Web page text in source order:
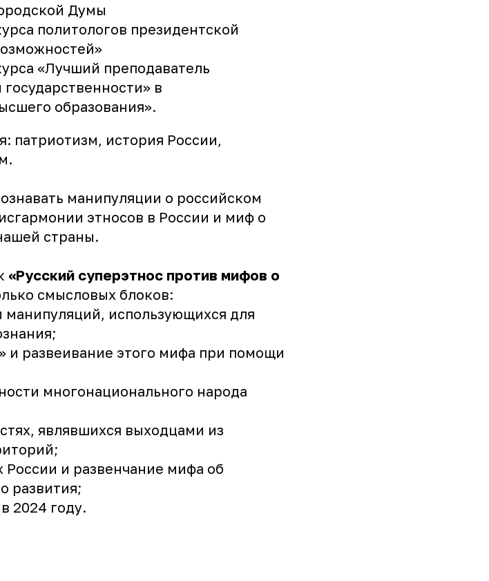
Думы
политологов президентской
«Лучший преподаватель
в
образования».
патриотизм, история России,
манипуляции о российском
этносов в России и миф о
страны.
«Русский суперэтнос против мифов о
смысловых блоков:
использующихся для
и развеивание этого мифа при помощи
многонационального народа
являвшихся выходцами из
России и развенчание мифа об
развития;
2024 году.